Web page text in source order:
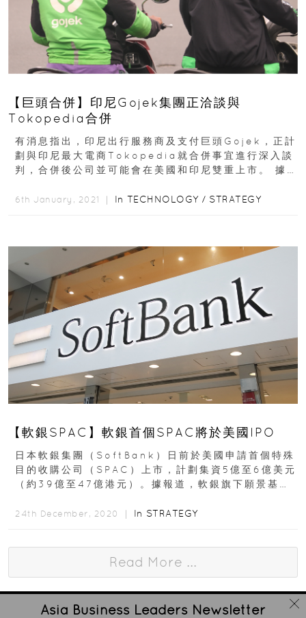
【巨頭合併】印尼Gojek集團正洽談與
Tokopedia合併
有消息指出，印尼出行服務商及支付巨頭Gojek，正計
劃與印尼最大電商Tokopedia就合併事宜進行深入談
判，合併後公司並可能會在美國和印尼雙重上市。 據
6th January, 2021 ｜ In TECHNOLOGY / STRATEGY
【軟銀SPAC】軟銀首個SPAC將於美國IPO
日本軟銀集團（SoftBank）日前於美國申請首個特殊
目的收購公司（SPAC）上市，計劃集資5億至6億美元
（約39億至47億港元）。據報道，軟銀旗下願景基金
24th December, 2020 ｜ In STRATEGY
Read More ...
Asia Business Leaders Newsletter